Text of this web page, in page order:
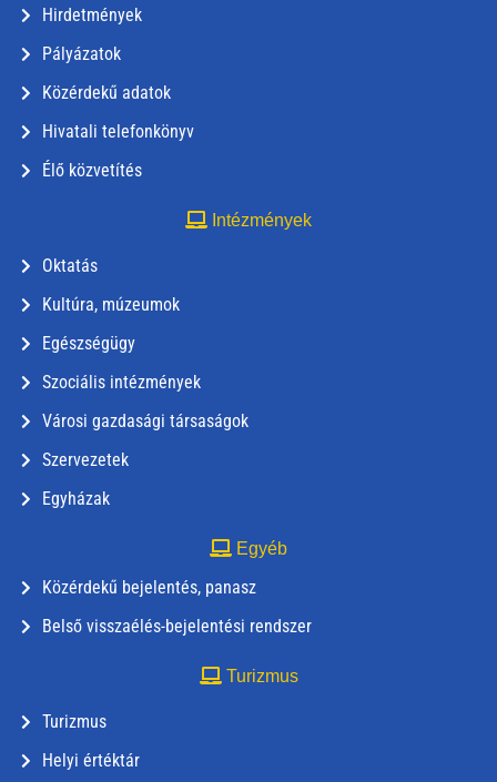
Hirdetmények
Pályázatok
Közérdekű adatok
Hivatali telefonkönyv
Élő közvetítés
Intézmények
Oktatás
Kultúra, múzeumok
Egészségügy
Szociális intézmények
Városi gazdasági társaságok
Szervezetek
Egyházak
Egyéb
Közérdekű bejelentés, panasz
Belső visszaélés-bejelentési rendszer
Turizmus
Turizmus
Helyi értéktár